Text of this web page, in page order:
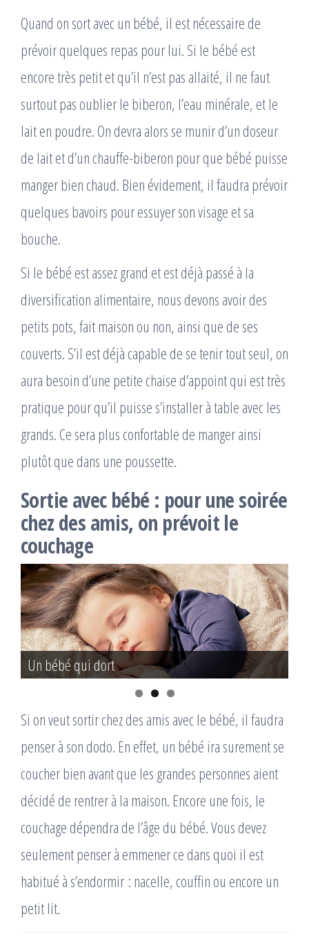
Quand on sort avec un bébé, il est nécessaire de
prévoir quelques repas pour lui. Si le bébé est
encore très petit et qu’il n’est pas allaité, il ne faut
surtout pas oublier le biberon, l’eau minérale, et le
lait en poudre. On devra alors se munir d’un doseur
de lait et d’un chauffe-biberon pour que bébé puisse
manger bien chaud. Bien évidement, il faudra prévoir
quelques bavoirs pour essuyer son visage et sa
bouche.
Si le bébé est assez grand et est déjà passé à la
diversification alimentaire, nous devons avoir des
petits pots, fait maison ou non, ainsi que de ses
couverts. S’il est déjà capable de se tenir tout seul, on
aura besoin d’une petite chaise d’appoint qui est très
pratique pour qu’il puisse s’installer à table avec les
grands. Ce sera plus confortable de manger ainsi
plutôt que dans une poussette.
Sortie avec bébé : pour une soirée
chez des amis, on prévoit le
couchage
Un bébé qui dort
Prévoir le couchage
Si on veut sortir chez des amis avec le bébé, il faudra
penser à son dodo. En effet, un bébé ira surement se
coucher bien avant que les grandes personnes aient
décidé de rentrer à la maison. Encore une fois, le
couchage dépendra de l’âge du bébé. Vous devez
seulement penser à emmener ce dans quoi il est
habitué à s’endormir : nacelle, couffin ou encore un
petit lit.